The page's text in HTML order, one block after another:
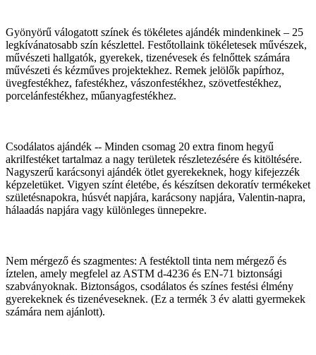
Gyönyörű válogatott színek és tökéletes ajándék mindenkinek – 25
legkívánatosabb szín készlettel. Festőtollaink tökéletesek művészek,
művészeti hallgatók, gyerekek, tizenévesek és felnőttek számára
művészeti és kézműves projektekhez. Remek jelölők papírhoz,
üvegfestékhez, fafestékhez, vászonfestékhez, szövetfestékhez,
porcelánfestékhez, műanyagfestékhez.
Csodálatos ajándék -- Minden csomag 20 extra finom hegyű
akrilfestéket tartalmaz a nagy területek részletezésére és kitöltésére.
Nagyszerű karácsonyi ajándék ötlet gyerekeknek, hogy kifejezzék
képzeletüket. Vigyen színt életébe, és készítsen dekoratív termékeket
születésnapokra, húsvét napjára, karácsony napjára, Valentin-napra,
hálaadás napjára vagy különleges ünnepekre.
Nem mérgező és szagmentes: A festéktoll tinta nem mérgező és
íztelen, amely megfelel az ASTM d-4236 és EN-71 biztonsági
szabványoknak. Biztonságos, csodálatos és színes festési élmény
gyerekeknek és tizenéveseknek. (Ez a termék 3 év alatti gyermekek
számára nem ajánlott).